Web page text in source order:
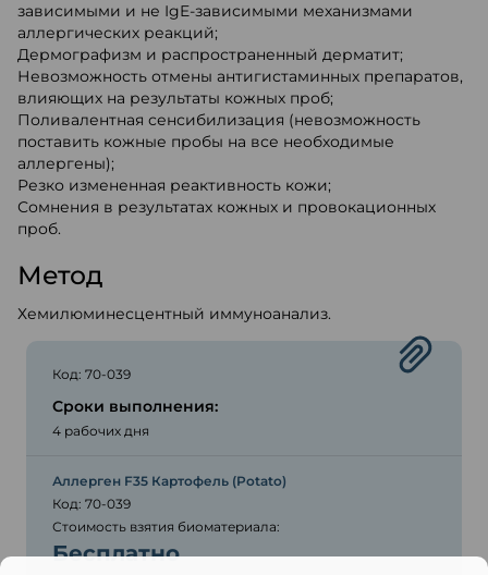
зависимыми и не IgE-зависимыми механизмами
аллергических реакций;
Дермографизм и распространенный дерматит;
Невозможность отмены антигистаминных препаратов,
влияющих на результаты кожных проб;
Поливалентная сенсибилизация (невозможность
поставить кожные пробы на все необходимые
аллергены);
Резко измененная реактивность кожи;
Сомнения в результатах кожных и провокационных
проб.
Метод
Хемилюминесцентный иммуноанализ.
Код: 70-039
Сроки выполнения:
4 рабочих дня
Аллерген F35 Картофель (Potato)
Код: 70-039
Стоимость взятия биоматериала:
Бесплатно